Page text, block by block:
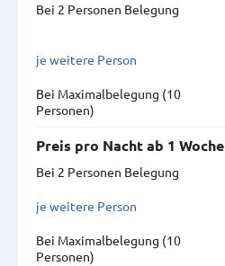
Bei 2 Personen Belegung
je weitere Person
Bei Maximal­belegung (10
Personen)
Preis pro Nacht ab 1 Woche
Bei 2 Personen Belegung
je weitere Person
Bei Maximal­belegung (10
Personen)